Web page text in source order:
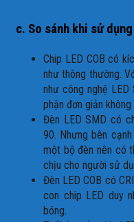
c. So sánh khi sử dụng
Chip LED COB có
như thông thường.
như công nghệ
phận đơn giản
Đèn LED SMD có
90. Nhưng bên
một bộ đèn nên có
chịu cho người sử
Đèn LED COB có
con chip LED duy
bóng.